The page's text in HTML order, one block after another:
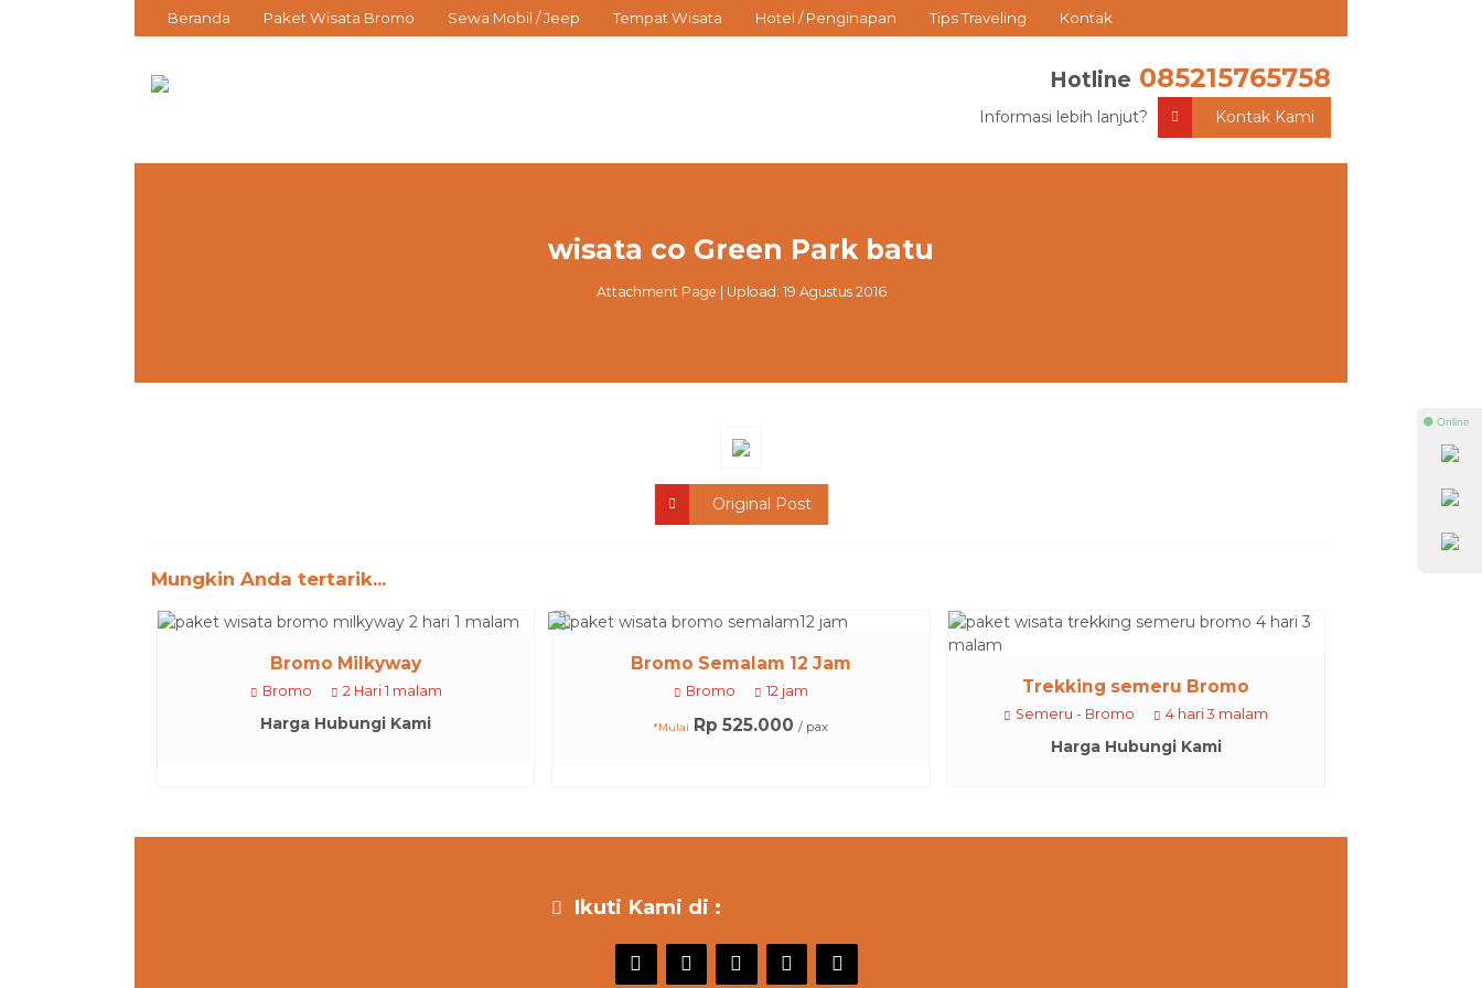
Beranda Paket Wisata Bromo Sewa Mobil / Jeep Tempat Wisata Hotel / Penginapan Tips Traveling Kontak
Hotline 085215765758
Informasi lebih lanjut? Kontak Kami
wisata co Green Park batu
Attachment Page | Upload: 19 Agustus 2016
Original Post
Mungkin Anda tertarik...
Bromo Milkyway
Bromo 2 Hari 1 malam
Harga Hubungi Kami
Bromo Semalam 12 Jam
Bromo 12 jam
*Mulai Rp 525.000 / pax
Trekking semeru Bromo
Semeru - Bromo 4 hari 3 malam
Harga Hubungi Kami
Ikuti Kami di :
⚫ Online